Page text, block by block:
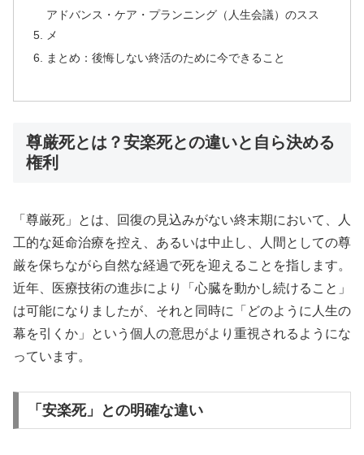
アドバンス・ケア・プランニング（人生会議）のスス
メ
まとめ：後悔しない終活のために今できること
尊厳死とは？安楽死との違いと自ら決める
権利
「尊厳死」とは、回復の見込みがない終末期において、人
工的な延命治療を控え、あるいは中止し、人間としての尊
厳を保ちながら自然な経過で死を迎えることを指します。
近年、医療技術の進歩により「心臓を動かし続けること」
は可能になりましたが、それと同時に「どのように人生の
幕を引くか」という個人の意思がより重視されるようにな
っています。
「安楽死」との明確な違い